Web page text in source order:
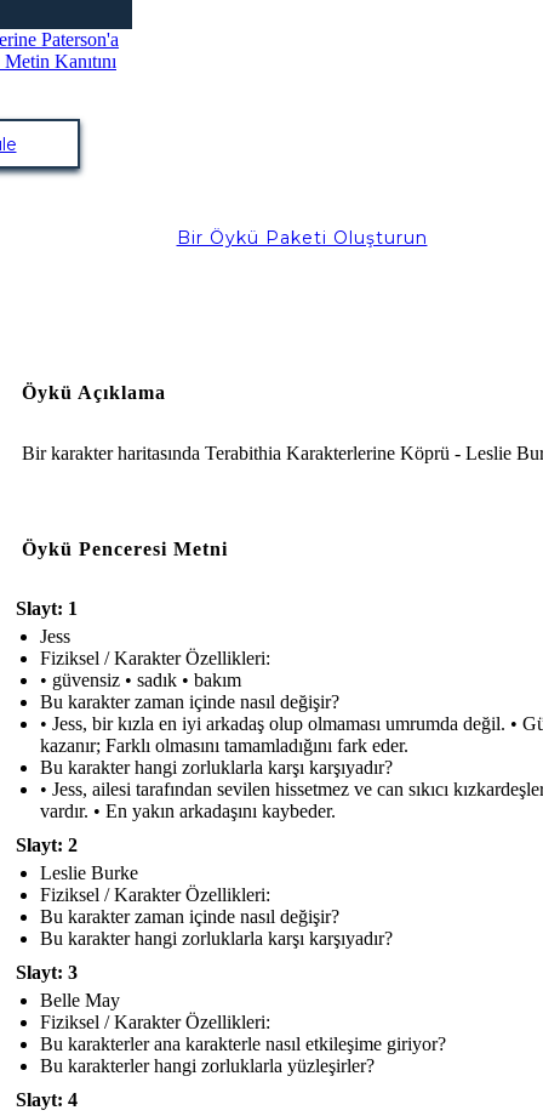
Bir Öykü Paketi Oluşturun
Öykü Açıklama
Bir karakter haritasında Terabithia Karakterlerine Köprü - Leslie
Öykü Penceresi Metni
Slayt: 1
Jess
Fiziksel / Karakter Özellikleri:
• güvensiz • sadık • bakım
Bu karakter zaman içinde nasıl değişir?
• Jess, bir kızla en iyi arkadaş olup olmaması umrumda değil. •
kazanır; Farklı olmasını tamamladığını fark eder.
Bu karakter hangi zorluklarla karşı karşıyadır?
• Jess, ailesi tarafından sevilen hissetmez ve can sıkıcı
vardır. • En yakın arkadaşını kaybeder.
Slayt: 2
Leslie Burke
Fiziksel / Karakter Özellikleri:
Bu karakter zaman içinde nasıl değişir?
Bu karakter hangi zorluklarla karşı karşıyadır?
Slayt: 3
Belle May
Fiziksel / Karakter Özellikleri:
Bu karakterler ana karakterle nasıl etkileşime giriyor?
Bu karakterler hangi zorluklarla yüzleşirler?
Slayt: 4